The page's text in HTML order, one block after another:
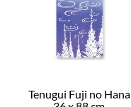
Tenugui Fuji no Hana